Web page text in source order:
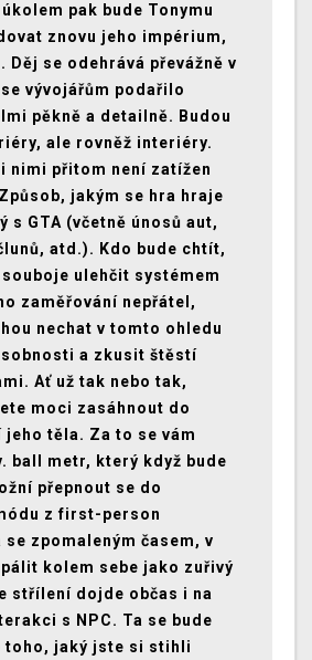
pak bude Tonymu
znovu jeho impérium,
Děj se odehrává převážně v
vývojářům podařilo
pěkně a detailně. Budou
ale rovněž interiéry.
nimi přitom není zatížen
jakým se hra hraje
s GTA (včetně únosů aut,
atd.). Kdo bude chtít,
ulehčit systémem
zaměřování nepřátel,
nechat v tomto ohledu
a zkusit štěstí
Ať už tak nebo tak,
moci zasáhnout do
jeho těla. Za to se vám
ball metr, který když bude
přepnout se do
z first-person
se zpomaleným časem, v
kolem sebe jako zuřivý
střílení dojde občas i na
s NPC. Ta se bude
toho, jaký jste si stihli